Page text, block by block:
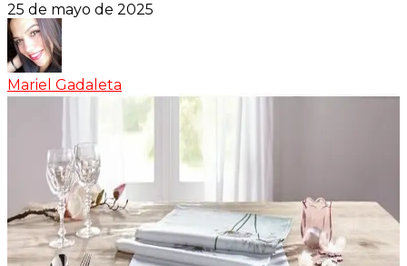
25 de mayo de 2025
Mariel Gadaleta